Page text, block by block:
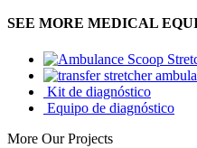
SEE MORE MEDICAL
Kit de diagnóstico
Equipo de diagnóstico
More Our Projects